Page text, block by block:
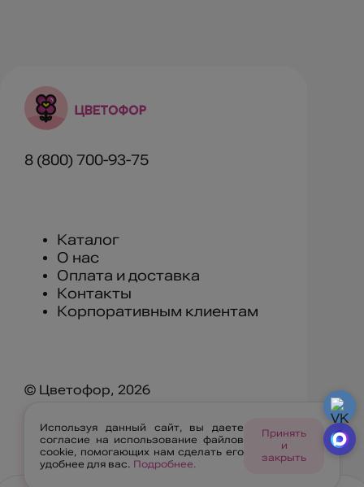
8 (800) 700-93-75
Каталог
О нас
Оплата и доставка
Контакты
Корпоративным клиентам
© Цветофор, 2026
г. Улан-Удэ, ул. Геологическая 11А
Правила ресурса
Используя данный сайт, вы даете
согласие на использование файлов
cookie, помогающих нам сделать его
удобнее для вас. Подробнее.
Принять
и
закрыть